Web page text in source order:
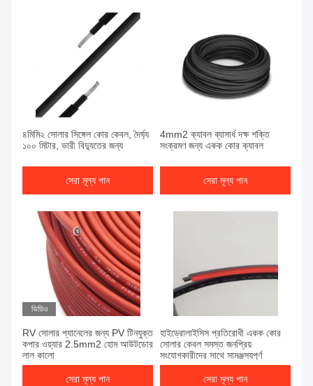
৪মিমি২ সোলার সিঙ্গেল কোর কেবল, দৈর্ঘ্য
১০০ মিটার, ভারী বিদ্যুতের জন্য
সেরা মূল্য পান
4mm2 ক্যাবল ব্যাসার্ধ দক্ষ শক্তি
সংক্রমণ জন্য একক কোর ক্যাবল
সেরা মূল্য পান
ভিডিও
RV সোলার প্যানেলের জন্য PV টিনযুক্ত
কপার ওয়্যার 2.5mm2 হোম আউটডোর
লাল কালো
সেরা মূল্য পান
হাইড্রোলাইসিস প্রতিরোধী একক কোর
সোলার কেবল সমস্ত জনপ্রিয়
সংযোগকারীদের সাথে সামঞ্জস্যপূর্ণ
সেরা মূল্য পান